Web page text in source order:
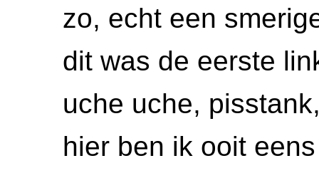
zo, echt een
dit was de eerste
uche uche,
hier ben ik ooit